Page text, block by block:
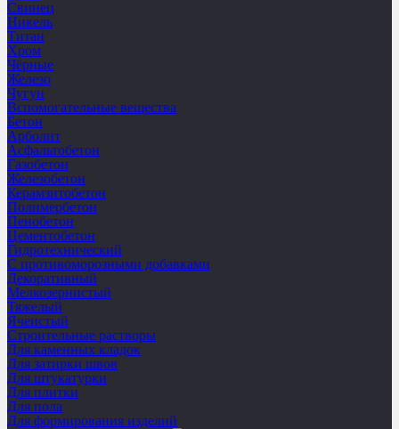
Свинец
Никель
Титан
Хром
Чёрные
Железо
Чугун
Вспомогательные вещества
Бетон
Арболит
Асфальтобетон
Газобетон
Железобетон
Керамзитобетон
Полимербетон
Пенобетон
Цементобетон
Гидротехнический
C противоморозными добавками
Декоративный
Мелкозернистый
Тяжелый
Ячеистый
Строительные растворы
Для каменных кладок
Для затирки швов
Для штукатурки
Для плитки
Для пола
Для формирования изделий